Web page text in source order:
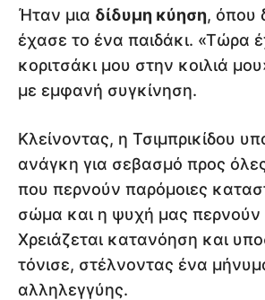
Ήταν μια δίδυμη κύηση, όπου
έχασε το ένα παιδάκι. «Τώρα
κοριτσάκι μου στην κοιλιά
με εμφανή συγκίνηση.
Κλείνοντας, η Τσιμπρικίδου
ανάγκη για σεβασμό προς όλες
που περνούν παρόμοιες
σώμα και η ψυχή μας περνούν
Χρειάζεται κατανόηση και
τόνισε, στέλνοντας ένα
αλληλεγγύης.